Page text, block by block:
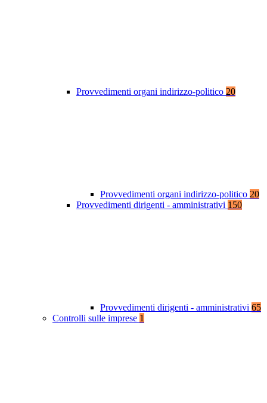
Provvedimenti organi indirizzo-politico 20
Provvedimenti organi indirizzo-politico 20
Provvedimenti dirigenti - amministrativi 150
Provvedimenti dirigenti - amministrativi 65
Controlli sulle imprese 1